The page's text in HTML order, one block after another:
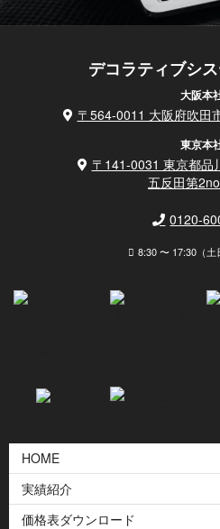
デコラティブシ
大阪本
〒564-0011 大阪府吹田
東京本
〒141-0031 東京都品
五反田第
0120-
8:30 〜 17:30（土
HOME
実績紹介
価格表ダウンロード